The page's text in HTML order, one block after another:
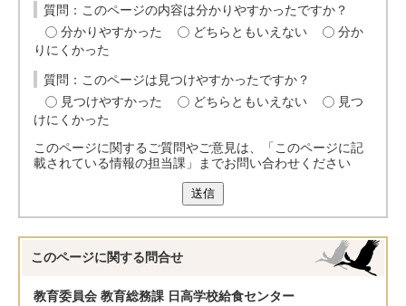
質問：このページの内容は分かりやすかったですか？
分かりやすかった
どちらともいえない
分か
りにくかった
質問：このページは見つけやすかったですか？
見つけやすかった
どちらともいえない
見つ
けにくかった
このページに関するご質問やご意見は、「このページに記
載されている情報の担当課」までお問い合わせください
送信
このページに関する 問合せ
教育委員会 教育総務課 日高学校給食センター